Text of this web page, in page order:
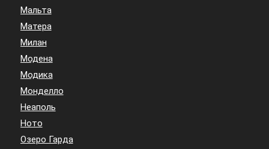
Мальта
Матера
Милан
Модена
Модика
Монделло
Неаполь
Ното
Озеро Гарда